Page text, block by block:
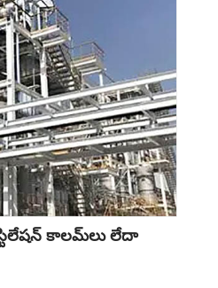
కాలమ్‌లు లేదా